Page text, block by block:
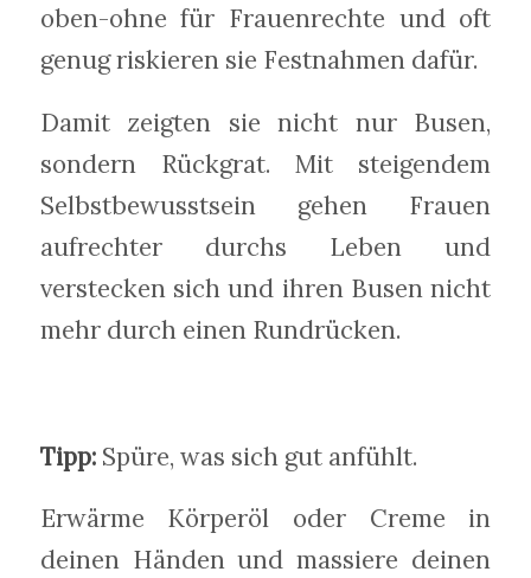
oben-ohne für Frauenrechte und oft
genug riskieren sie Festnahmen dafür.
Damit zeigten sie nicht nur Busen,
sondern Rückgrat. Mit steigendem
Selbstbewusstsein gehen Frauen
aufrechter durchs Leben und
verstecken sich und ihren Busen nicht
mehr durch einen Rundrücken.
Tipp:Spüre, was sich gut anfühlt.
Erwärme Körperöl oder Creme in
deinen Händen und massiere deinen